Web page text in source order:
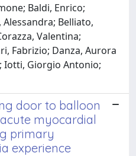
Baldi, Enrico;
Belliato,
Valentina;
Fabrizio; Danza, Aurora
Iotti, Giorgio Antonio;
door to balloon
myocardial
primary
experience